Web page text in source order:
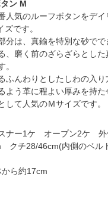
ン M
人気のルーフボタンをデ
です。
分は、真鍮を特別な砂でで
、磨く前のざらざらとし
。
ふんわりとしたしわの入り
よう革に程よい厚みを持た
して人気のＭサイズです。
ナー1ケ オープン2ケ
クチ28/46cm(内側のベル
ら約17cm